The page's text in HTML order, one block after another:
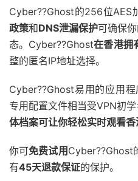
Cyber??Ghost的256位AES
政策和DNS泄漏保护可确保
态。Cyber??Ghost在香港拥
整的匿名IP地址选择。
Cyber??Ghost易用的应用
专用配置文件相当受VPN初
体档案可让你轻松实时观看
你可免费试用 Cyber??Ghost
有45天退款保证的保护。